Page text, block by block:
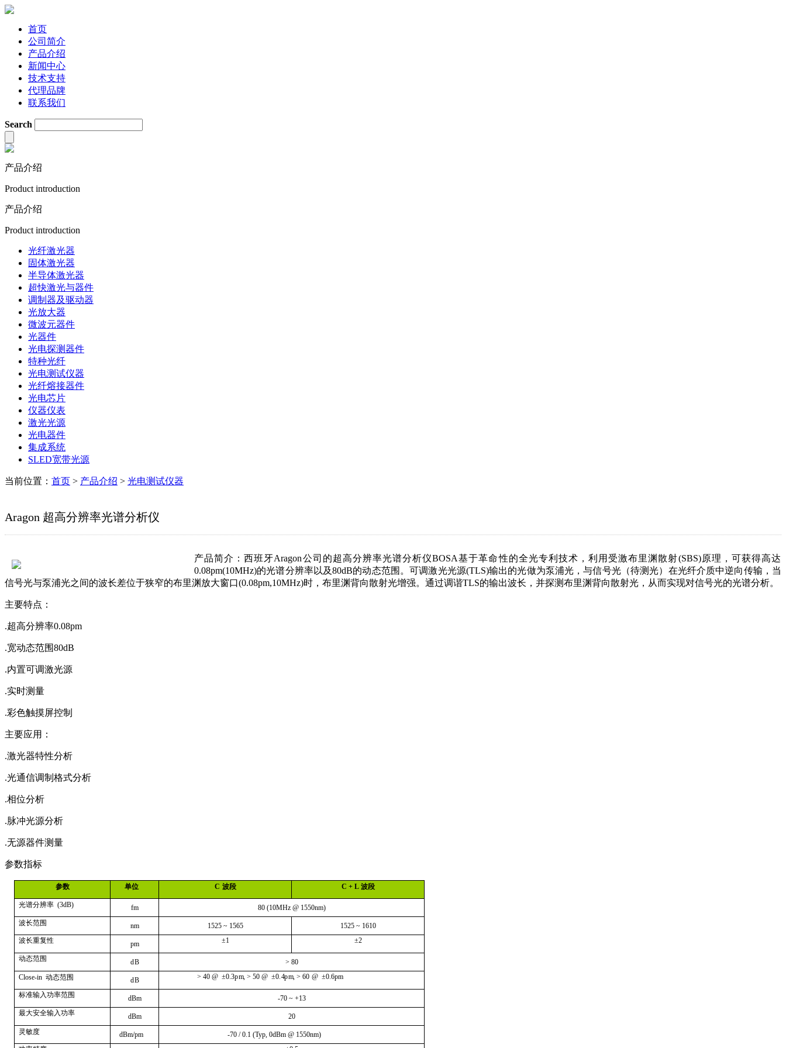
首页
公司简介
产品介绍
新闻中心
技术支持
代理品牌
联系我们
Search
产品介绍
Product introduction
产品介绍
Product introduction
光纤激光器
固体激光器
半导体激光器
超快激光与器件
调制器及驱动器
光放大器
微波元器件
光器件
光电探测器件
特种光纤
光电测试仪器
光纤熔接器件
光电芯片
仪器仪表
激光光源
光电器件
集成系统
SLED宽带光源
当前位置： 首页 > 产品介绍 > 光电测试仪器
Aragon 超高分辨率光谱分析仪
产品简介：西班牙Aragon公司的超高分辨率光谱分析仪BOSA基于革命性的全光专利技术，利用受激布里渊散射(SBS)原理，可获得高达
0.08pm(10MHz)的光谱分辨率以及80dB的动态范围。可调激光光源(TLS)输出的光做为泵浦光，与信号光（待测光）在光纤介质中逆向传输，当
信号光与泵浦光之间的波长差位于狭窄的布里渊放大窗口(0.08pm,10MHz)时，布里渊背向散射光增强。通过调谐TLS的输出波长，并探测布里渊背向散射光，从而实现对信号光的光谱分析。
主要特点：
.超高分辨率0.08pm
.宽动态范围80dB
.内置可调激光源
.实时测量
.彩色触摸屏控制
主要应用：
.激光器特性分析
.光通信调制格式分析
.相位分析
.脉冲光源分析
.无源器件测量
参数指标
参数 单位 C 波段 C + L 波段
光谱分辨率 (3dB) fm 80 (10MHz @ 1550nm)
波长范围
nm 1525 ~ 1565 1525 ~ 1610
波长重复性
pm ±1 ±2
动态范围 dB > 80
Close-in 动态范围 dB >40 @ ±0 .3pm, >50 @ ±0. 4pm, >60 @ ±0. 6pm
标准输入功率范围 dBm -70 ~ +13
最大安全输入功率
dBm
20
灵敏度
dBm/pm -70 / 0. 1 (Typ, 0dBm @1550nm)